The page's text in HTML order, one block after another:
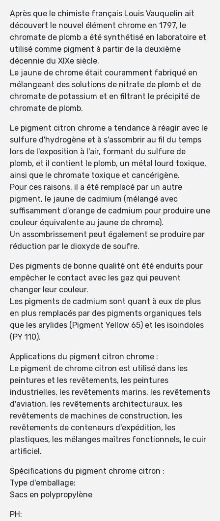
Après que le chimiste français Louis Vauquelin ait
découvert le nouvel élément chrome en 1797, le
chromate de plomb a été synthétisé en laboratoire et
utilisé comme pigment à partir de la deuxième
décennie du XIXe siècle.
Le jaune de chrome était couramment fabriqué en
mélangeant des solutions de nitrate de plomb et de
chromate de potassium et en filtrant le précipité de
chromate de plomb.
Le pigment citron chrome a tendance à réagir avec le
sulfure d'hydrogène et à s'assombrir au fil du temps
lors de l'exposition à l'air, formant du sulfure de
plomb, et il contient le plomb, un métal lourd toxique,
ainsi que le chromate toxique et cancérigène.
Pour ces raisons, il a été remplacé par un autre
pigment, le jaune de cadmium (mélangé avec
suffisamment d'orange de cadmium pour produire une
couleur équivalente au jaune de chrome).
Un assombrissement peut également se produire par
réduction par le dioxyde de soufre.
Des pigments de bonne qualité ont été enduits pour
empêcher le contact avec les gaz qui peuvent
changer leur couleur.
Les pigments de cadmium sont quant à eux de plus
en plus remplacés par des pigments organiques tels
que les arylides (Pigment Yellow 65) et les isoindoles
(PY 110).
Applications du pigment citron chrome :
Le pigment de chrome citron est utilisé dans les
peintures et les revêtements, les peintures
industrielles, les revêtements marins, les revêtements
d'aviation, les revêtements architecturaux, les
revêtements de machines de construction, les
revêtements de conteneurs d'expédition, les
plastiques, les mélanges maîtres fonctionnels, le cuir
artificiel.
Spécifications du pigment chrome citron :
Type d'emballage:
Sacs en polypropylène
PH: